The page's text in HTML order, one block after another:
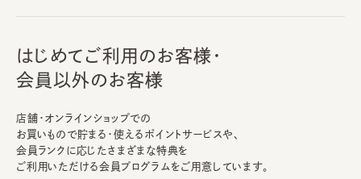
はじめてご利用のお客様・
会員以外のお客様
店舗・オンラインショップでの
お買いもので貯まる・使えるポイントサービスや、
会員ランクに応じたさまざまな特典を
ご利用いただける会員プログラムをご用意しています。